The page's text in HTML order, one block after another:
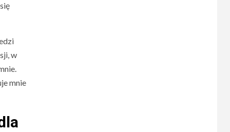
w
mnie